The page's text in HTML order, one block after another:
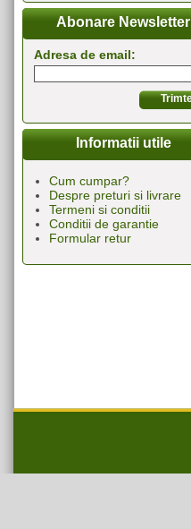
Abonare Newsletter
Adresa de email:
Informatii utile
Cum cumpar?
Despre preturi si livrare
Termeni si conditii
Conditii de garantie
Formular retur